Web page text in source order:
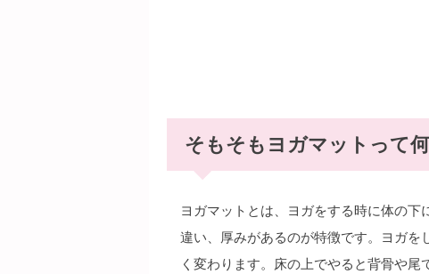
そもそもヨガマットって
ヨガマットとは、ヨガをする時に体の
違い、厚みがあるのが特徴です。ヨガを
く変わります。床の上でやると背骨や